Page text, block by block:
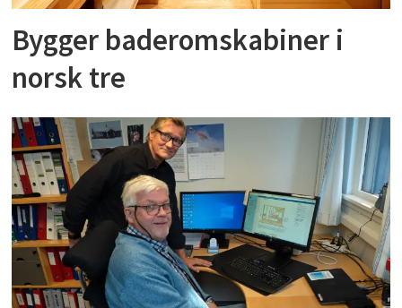
Bygger baderomskabiner i
norsk tre